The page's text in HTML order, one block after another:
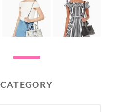
CATEGORY